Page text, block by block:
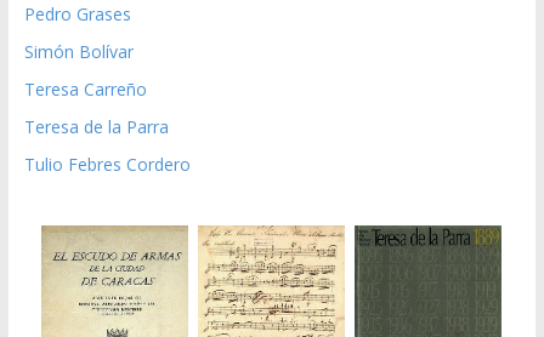
Pedro Grases
Simón Bolívar
Teresa Carreño
Teresa de la Parra
Tulio Febres Cordero